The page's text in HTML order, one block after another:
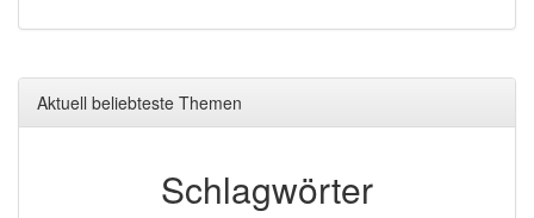
Aktuell beliebteste Themen
Schlagwörter